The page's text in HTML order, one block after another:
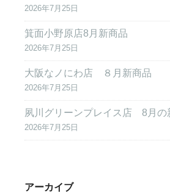
2026年7月25日
箕面小野原店8月新商品
2026年7月25日
大阪なノにわ店 ８月新商品
2026年7月25日
夙川グリーンプレイス店 8月の
2026年7月25日
アーカイブ